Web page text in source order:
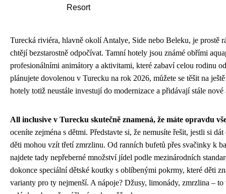
Resort
Turecká riviéra, hlavně okolí Antalye, Side nebo Beleku, je prostě
chtějí bezstarostně odpočívat. Tamní hotely jsou známé obřími
profesionálními animátory a aktivitami, které zabaví celou rodinu
plánujete dovolenou v Turecku na rok 2026, můžete se těšit na
hotely totiž neustále investují do modernizace a přidávají stále nové
All inclusive v Turecku skutečně znamená, že máte opravdu
oceníte zejména s dětmi. Představte si, že nemusíte řešit, jestli si
děti mohou vzít třetí zmrzlinu. Od ranních bufetů přes svačinky k
najdete tady nepřeberné množství jídel podle mezinárodních
dokonce speciální dětské koutky s oblíbenými pokrmy, které děti
varianty pro ty nejmenší. A nápoje? Džusy, limonády, zmrzlina –